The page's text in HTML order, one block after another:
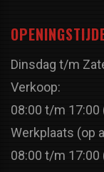
Dinsdag t/m
Verkoop:
08:00 t/m 17:00
Werkplaats (op
08:00 t/m 17:00